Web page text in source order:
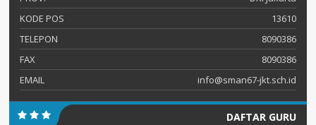
KODE POS
13610
TELEPON
8090386
FAX
8090386
EMAIL
info@sman67-jkt.sch.id
DAFTAR GURU